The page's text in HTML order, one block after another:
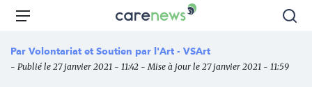
Aller
principal
Carenews,
média
des
Menu
Par Volontariat et Soutien par l'Art - VSArt
- Publié le 27 janvier 2021 - 11:42 - Mise à jour le 27 janvier 2021 - 11:59